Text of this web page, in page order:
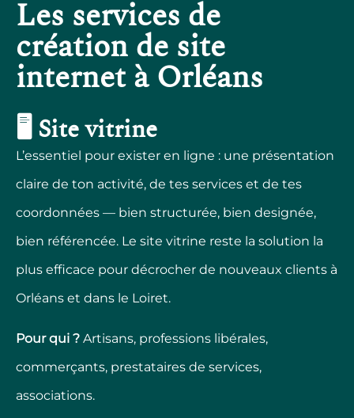
Les services de
création de site
internet à Orléans
🖥️ Site vitrine
L’essentiel pour exister en ligne : une présentation
claire de ton activité, de tes services et de tes
coordonnées — bien structurée, bien designée,
bien référencée. Le site vitrine reste la solution la
plus efficace pour décrocher de nouveaux clients à
Orléans et dans le Loiret.
Pour qui ? Artisans, professions libérales,
commerçants, prestataires de services,
associations.